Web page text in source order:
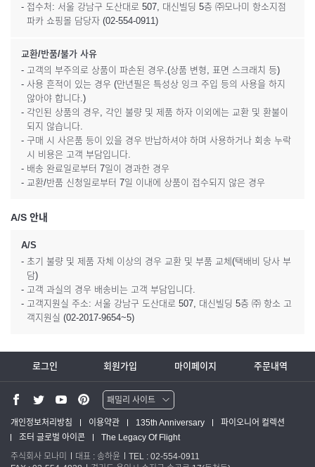
- 접수처: 서울 강남구 도산대로 507, 대신빌딩 5층 ㈜모나미 항소지점
파카 쇼핑몰 담당자 (02-554-0911)
교환/반품/불가 사유
- 고객의 부주의로 상품이 파손된 경우.(상품 변형, 표면 스크래치 등)
- 사용 흔적이 있는 경우 (만년필은 특성상 잉크 주입 등의 사용을 하지
않아야 합니다.)
- 각인된 상품의 경우, 각인 불량 및 제품 하자 이외에는 교환 및 환불이
되지 않습니다.
- 구매 시 사은품 등이 있을 경우 반납하셔야 하며 사용하거나 회송 누락
시 비용은 고객 부담입니다.
- 배송 완료일로부터 7일이 경과한 경우
- 교환/반품 신청일로부터 7일 이내에 상품이 접수되지 않은 경우
A/S 안내
A/S
- 초기 불량 및 제품 자체 이상의 경우 교환 및 부품 교체(택배비 당사 부
담)
- 고객 과실의 경우 배송비는 고객 부담입니다.
- 고객지원실 주소: 서울 강남구 도산대로 507, 대신빌딩 5층 ㈜ 항소 고
객지원실 (02-2017-9654~5)
로그인 회원가입 마이페이지 주문내역
패밀리 사이트
워터맨 쇼핑몰
파카 글로벌
개인정보처리방침 이용약관 135th Anniversary
파이오니어 컬렉션
조터 글로벌 아이콘
The Legacy Of Flight
주식회사 모나미
대표 : 송하윤
TEL : 02-554-0911